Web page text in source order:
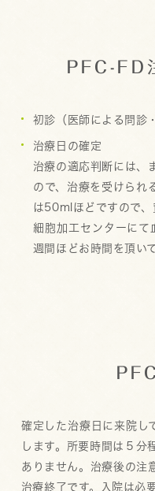
PFC-FD
初診（医師による問診
治療日の確定
治療の適応判断には、
ので、治療を受けられ
は50mlほどですので、
細胞加工センターに
週間ほどお時間を頂い
確定した治療日に来院し
します。所要時間は５分
ありません。治療後の注
治療終了です。入院は必